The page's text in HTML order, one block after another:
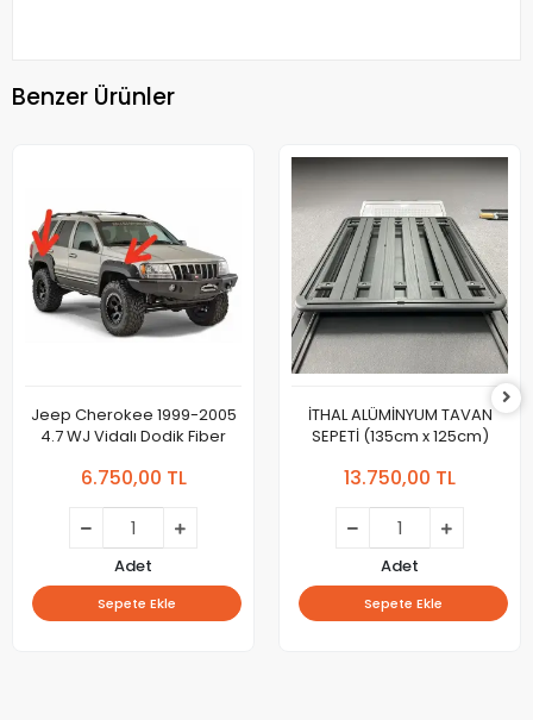
Benzer Ürünler
Jeep Cherokee 1999-2005
4.7 WJ Vidalı Dodik Fiber
6.750,00 TL
Adet
Sepete Ekle
İTHAL ALÜMİNYUM TAVAN
SEPETİ (135cm x 125cm)
13.750,00 TL
Adet
Sepete Ekle